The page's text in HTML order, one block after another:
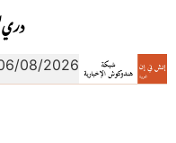
دري
08/2026